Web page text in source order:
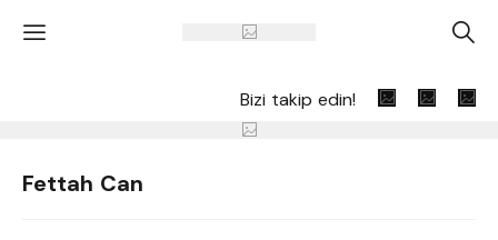
' A
Bizi takip edin!
Fettah Can